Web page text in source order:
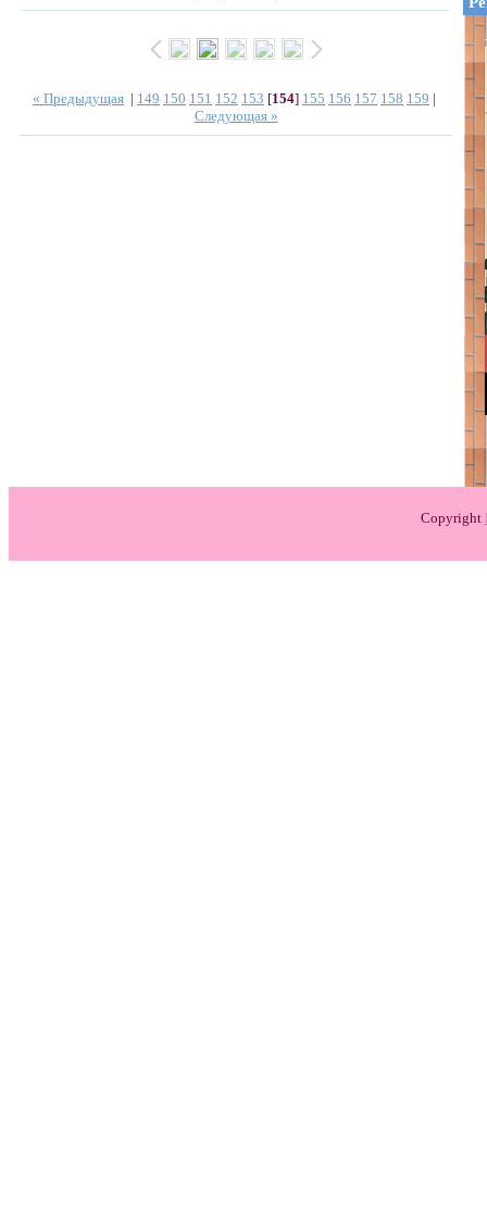
« Предыдущая | 149 150 151 152 153 [154] 155 156 157 158 159 |
Следующая »
Copyright